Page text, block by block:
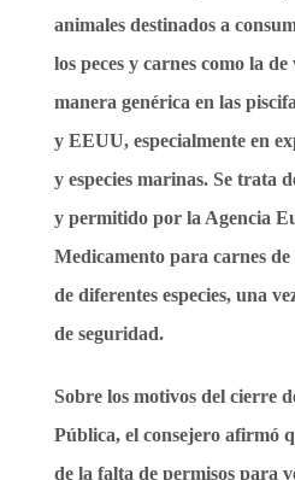
animales destinados a
los peces y carnes como la
manera genérica en las
y EEUU, especialmente en
y especies marinas. Se trata
y permitido por la Agencia
Medicamento para carnes de
de diferentes especies, una
de seguridad.
Sobre los motivos del cierre
Pública, el consejero afirmó
de la falta de permisos para